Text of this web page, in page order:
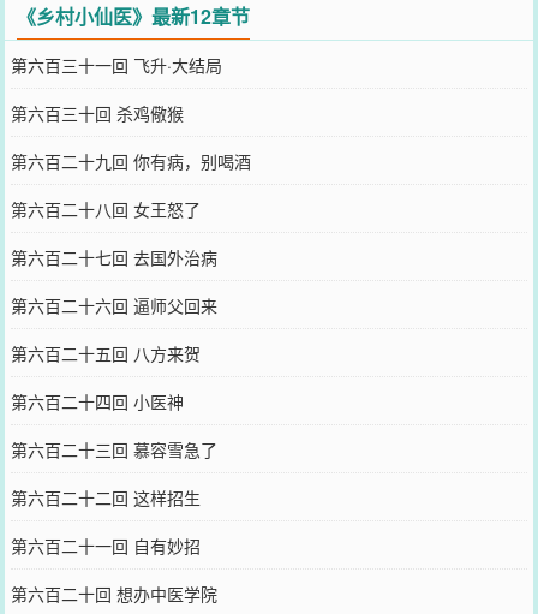
《乡村小仙医》最新12章节
第六百三十一回 飞升·大结局
第六百三十回 杀鸡儆猴
第六百二十九回 你有病，别喝酒
第六百二十八回 女王怒了
第六百二十七回 去国外治病
第六百二十六回 逼师父回来
第六百二十五回 八方来贺
第六百二十四回 小医神
第六百二十三回 慕容雪急了
第六百二十二回 这样招生
第六百二十一回 自有妙招
第六百二十回 想办中医学院